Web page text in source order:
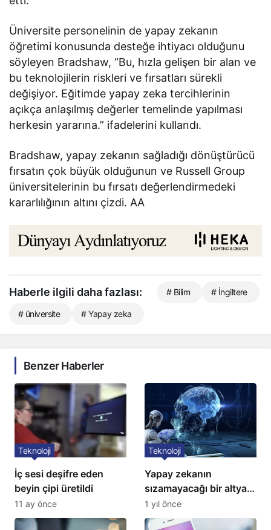
Üniversite personelinin de yapay zekanın
öğretimi konusunda desteğe ihtiyacı olduğunu
söyleyen Bradshaw, “Bu, hızla gelişen bir alan ve
bu teknolojilerin riskleri ve fırsatları sürekli
değişiyor. Eğitimde yapay zeka tercihlerinin
açıkça anlaşılmış değerler temelinde yapılması
herkesin yararına.” ifadelerini kullandı.
Bradshaw, yapay zekanın sağladığı dönüştürücü
fırsatın çok büyük olduğunun ve Russell Group
üniversitelerinin bu fırsatı değerlendirmedeki
kararlılığının altını çizdi. AA
Haberle ilgili daha fazlası: # Bilim # İngiltere
# üniversite # Yapay zeka
Benzer Haberler
İç sesi deşifre eden
beyin çipi üretildi
Teknoloji
11 ay önce
Yapay zekanın
sızamayacağı bir altyapı
geliştirildi
Teknoloji
1 yıl önce